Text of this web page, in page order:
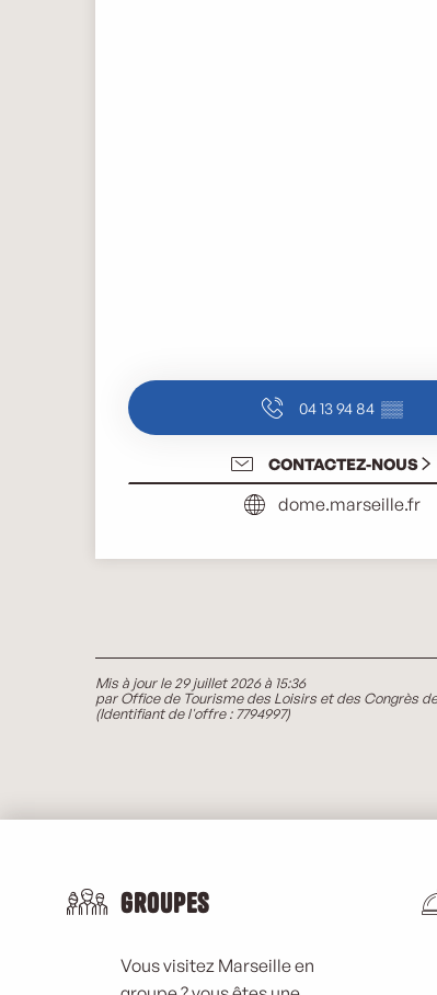
04 13 94 84 ▒▒
CONTACTEZ-NOUS
dome.marseille.fr
Mis à jour le 29 juillet 2026 à 15:36
par Office de Tourisme des Loisirs et des Congrès
(Identifiant de l'offre : 7794997)
Groupes
Vous visitez Marseille en